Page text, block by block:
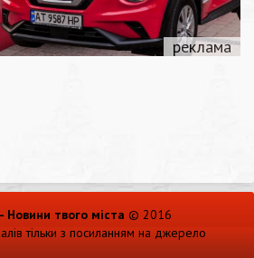
Новини твого міста © 2016
тільки з посиланням на джерело